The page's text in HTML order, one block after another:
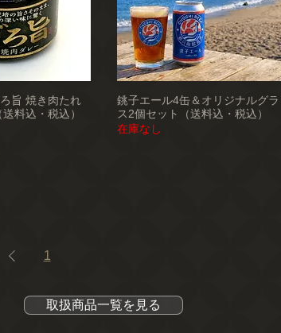
旨 焼き肉たれ
料込・税込）
銚子エール4缶＆オリジナルグラ
ス2個セット（送料込・税込）
在庫なし
1
取扱商品一覧を見る